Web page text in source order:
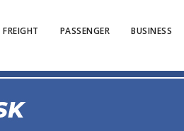
FREIGHT PASSENGER BUSINESS